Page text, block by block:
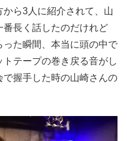
ら3人に紹介されて、山
長く話したのだけれど
った瞬間、本当に頭の中で
トテープの巻き戻る音がし
握手した時の山崎さんの